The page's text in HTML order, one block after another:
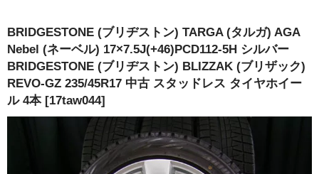
13インチ：冬タイヤホイール
14インチ：冬タイヤホイール
15インチ：冬タイヤホイール
16インチ：冬タイヤホイール
BRIDGESTONE (ブリヂストン) TARGA (タルガ) AGA
Nebel (ネーベル) 17×7.5J(+46)PCD112-5H シルバー
BRIDGESTONE (ブリヂストン) BLIZZAK (ブリザック)
REVO-GZ 235/45R17 中古 スタッドレス タイヤホイー
ル 4本 [17taw044]